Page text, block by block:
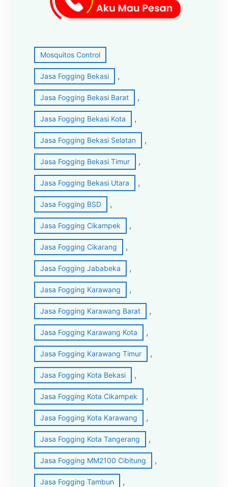
Mosquitos Control
Jasa Fogging Bekasi ,
Jasa Fogging Bekasi Barat ,
Jasa Fogging Bekasi Kota ,
Jasa Fogging Bekasi Selatan ,
Jasa Fogging Bekasi Timur ,
Jasa Fogging Bekasi Utara ,
Jasa Fogging BSD ,
Jasa Fogging Cikampek ,
Jasa Fogging Cikarang ,
Jasa Fogging Jababeka ,
Jasa Fogging Karawang ,
Jasa Fogging Karawang Barat ,
Jasa Fogging Karawang Kota ,
Jasa Fogging Karawang Timur ,
Jasa Fogging Kota Bekasi ,
Jasa Fogging Kota Cikampek ,
Jasa Fogging Kota Karawang ,
Jasa Fogging Kota Tangerang ,
Jasa Fogging MM2100 Cibitung ,
Jasa Fogging Tambun ,